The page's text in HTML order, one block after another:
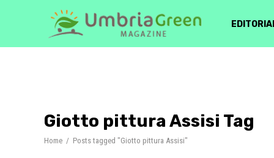
Giotto pittura Assisi Tag
Home / Posts tagged "Giotto pittura Assisi"